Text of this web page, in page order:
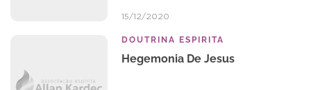
15/12/2020
DOUTRINA ESPIRITA
Hegemonia De Jesus